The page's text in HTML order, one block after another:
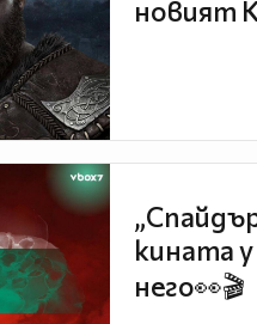
новият
кината
него👀🎬